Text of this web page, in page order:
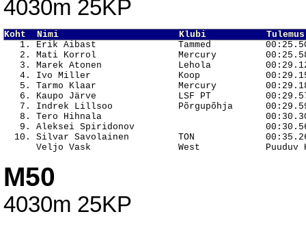
4030m 25KP
Koht  Nimi                      Klubi
1. Erik Aibast               Tammed
2. Mati Korrol               Mercury
3. Marek Atonen              Lehola
4. Ivo Miller                Koop
5. Tarmo Klaar               Mercury
6. Kaupo Järve               LSF PT
7. Indrek Lillsoo            Põrgupõhja
8. Tero Hihnala
9. Aleksei Spiridonov
10. Silvar Savolainen         TON
M50
4030m 25KP